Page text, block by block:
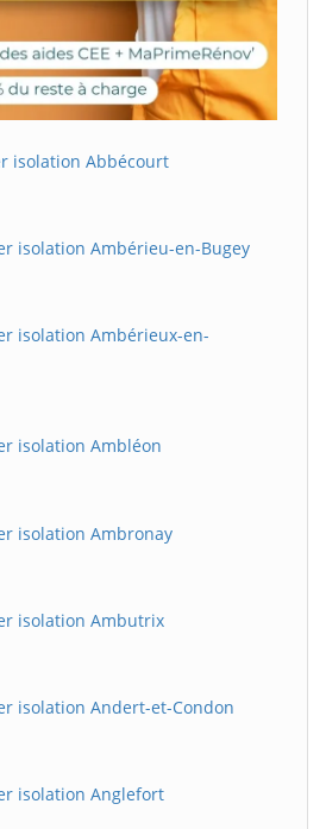
isolation Abbécourt
isolation Ambérieu-en-Bugey
isolation Ambérieux-en-
isolation Ambléon
isolation Ambronay
isolation Ambutrix
isolation Andert-et-Condon
isolation Anglefort